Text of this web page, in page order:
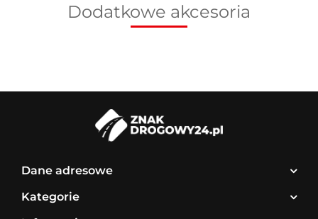
Dodatkowe akcesoria
Dane adresowe
Kategorie